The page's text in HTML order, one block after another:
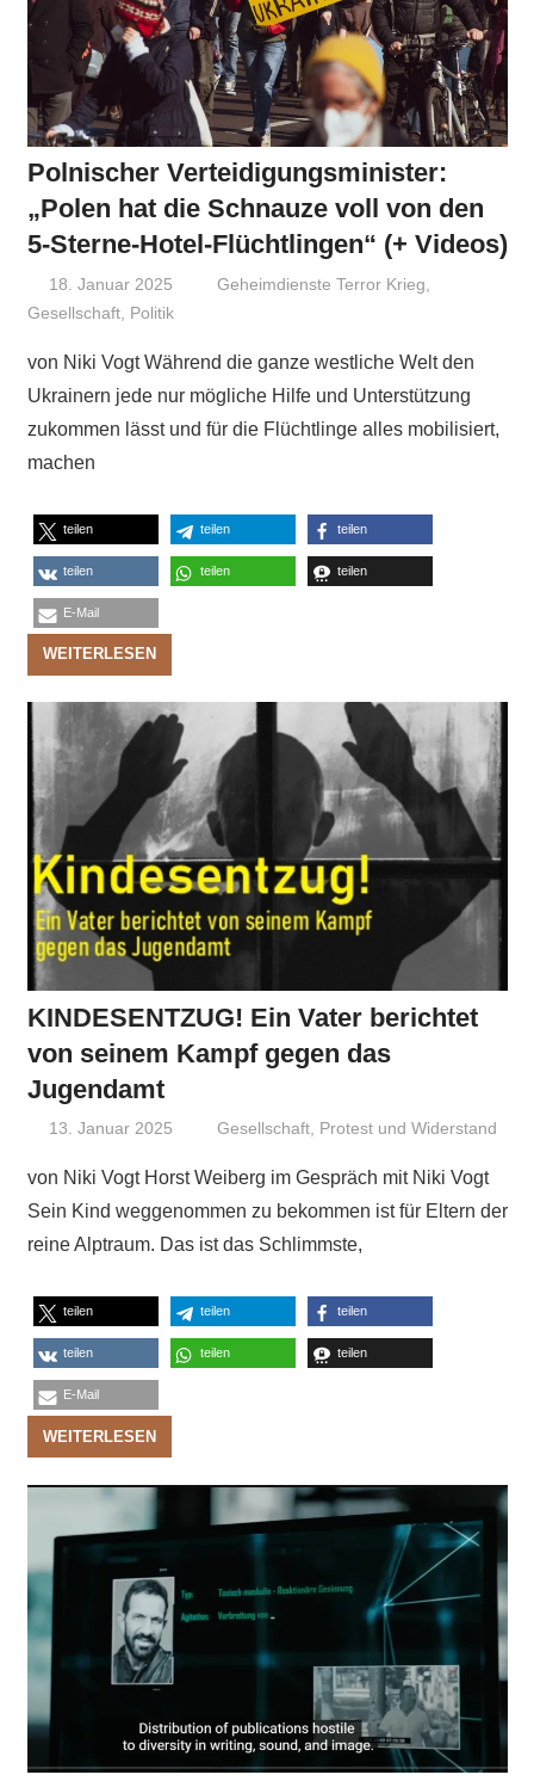
Polnischer Verteidigungsminister:
„Polen hat die Schnauze voll von den
5-Sterne-Hotel-Flüchtlingen“ (+ Videos)
18. Januar 2025 Niki Vogt
Geheimdienste Terror Krieg
Gesellschaft, Politik
von Niki Vogt Während die ganze westliche Welt den
Ukrainern jede nur mögliche Hilfe und Unterstützung
zukommen lässt und für die Flüchtlinge alles mobilisiert,
machen
teilen teilen teilen
teilen teilen teilen
E-Mail
WEITERLESEN
KINDESENTZUG! Ein Vater berichtet
von seinem Kampf gegen das
Jugendamt
13. Januar 2025 Niki Vogt
Gesellschaft Protest und Widerstand
von Niki Vogt Horst Weiberg im Gespräch mit Niki Vogt
Sein Kind weggenommen zu bekommen ist für Eltern der
reine Alptraum. Das ist das Schlimmste,
teilen teilen teilen
teilen teilen teilen
E-Mail
WEITERLESEN